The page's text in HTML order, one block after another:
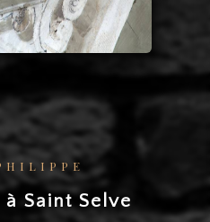
Saint Selve